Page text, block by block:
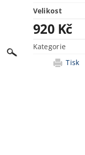
Velikost
920 Kč
Kategorie
Tisk